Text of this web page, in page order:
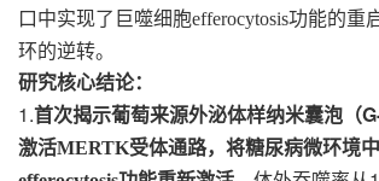
口中实现了巨噬细胞efferocytosis功能的重
环的逆转。
研究核心结论：
1.首次揭示葡萄来源外泌体样纳米囊泡（
激活MERTK受体通路，将糖尿病微环境